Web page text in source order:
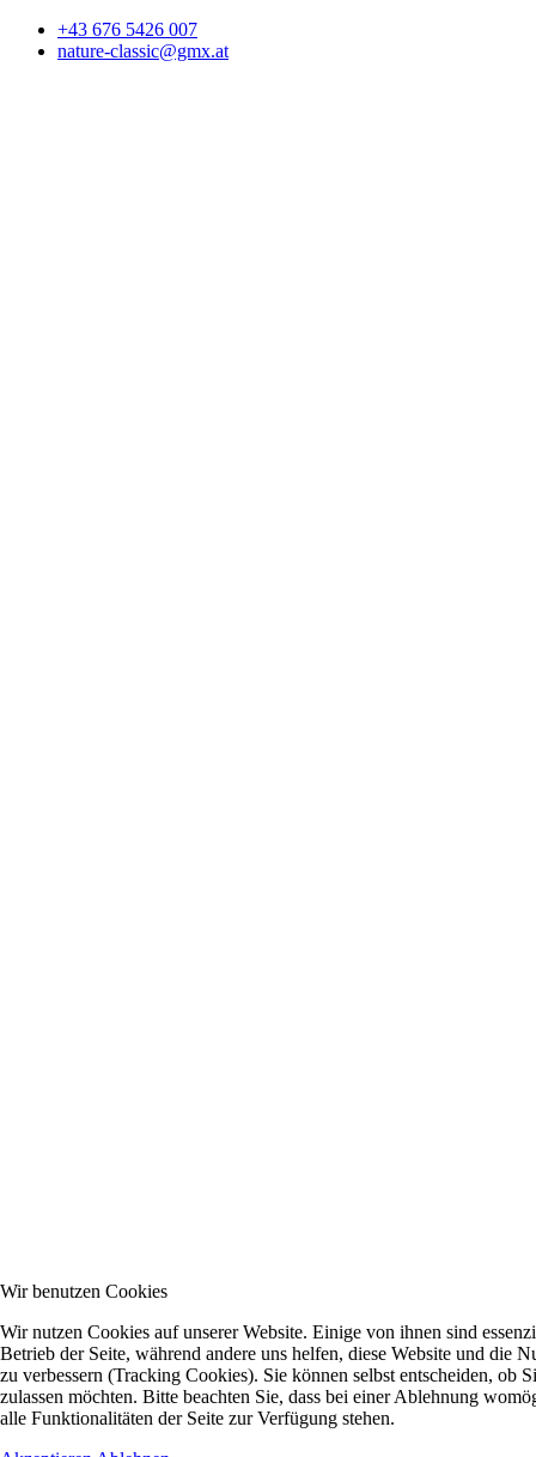
+43 676 5426 007
nature-classic@gmx.at
Wir benutzen Cookies
Wir nutzen Cookies auf unserer Website. Einige von ihnen sind
Betrieb der Seite, während andere uns helfen, diese Website und die
zu verbessern (Tracking Cookies). Sie können selbst entscheiden, ob
zulassen möchten. Bitte beachten Sie, dass bei einer Ablehnung
alle Funktionalitäten der Seite zur Verfügung stehen.